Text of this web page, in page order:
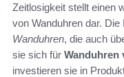
Zeitlosigkeit stellt einen
von Wanduhren dar.
Wanduhren, die auch
sie sich für Wanduhren
investieren sie in